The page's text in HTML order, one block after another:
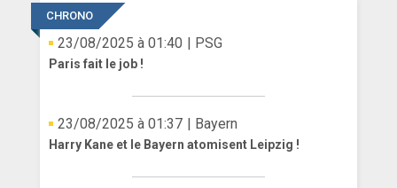
COUPE DE FRANCE
COUPE DE LA LIGUE
CHRONO
23/08/2025 à 01:40 | PSG
Paris fait le job !
23/08/2025 à 01:37 | Bayern
Harry Kane et le Bayern atomisent Leipzig !